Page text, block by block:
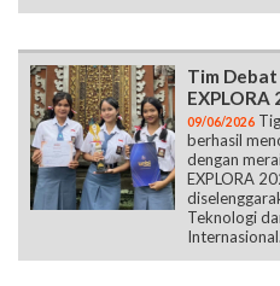
Tim Debat
EXPLORA
09/06/2026
berhasil
dengan
EXPLORA
Teknologi
Internasional.